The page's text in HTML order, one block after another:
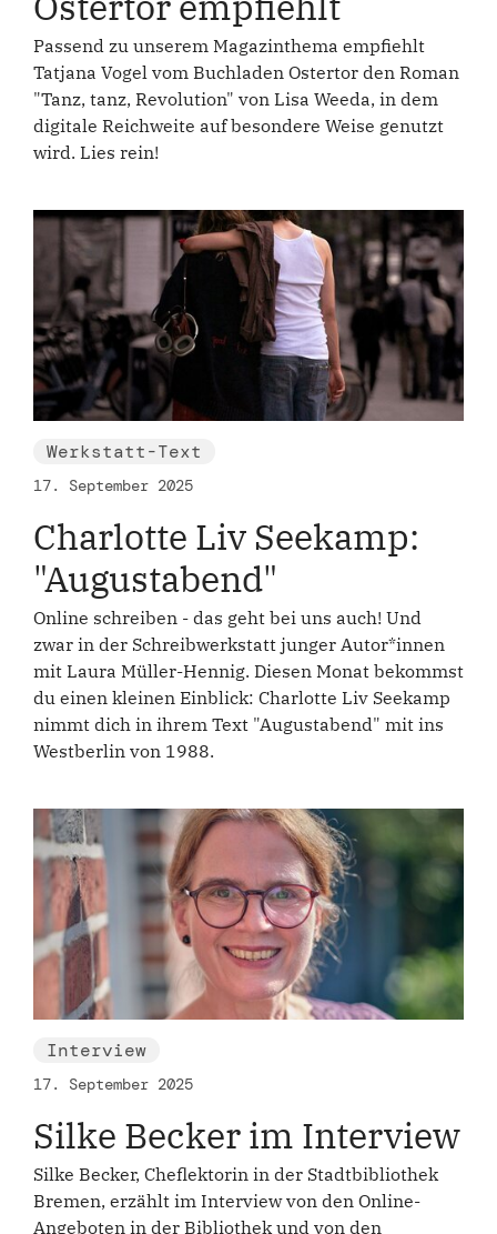
Passend zu unserem Magazinthema empfiehlt
Tatjana Vogel vom Buchladen Ostertor den Roman
"Tanz, tanz, Revolution" von Lisa Weeda, in dem
digitale Reichweite auf besondere Weise genutzt
wird. Lies rein!
Werkstatt-Text
17. September 2025
Charlotte Liv Seekamp:
"Augustabend"
Online schreiben - das geht bei uns auch! Und
zwar in der Schreibwerkstatt junger Autor*innen
mit Laura Müller-Hennig. Diesen Monat bekommst
du einen kleinen Einblick: Charlotte Liv Seekamp
nimmt dich in ihrem Text "Augustabend" mit ins
Westberlin von 1988.
Interview
17. September 2025
Silke Becker im Interview
Silke Becker, Cheflektorin in der Stadtbibliothek
Bremen, erzählt im Interview von den Online-
Angeboten in der Bibliothek und von den